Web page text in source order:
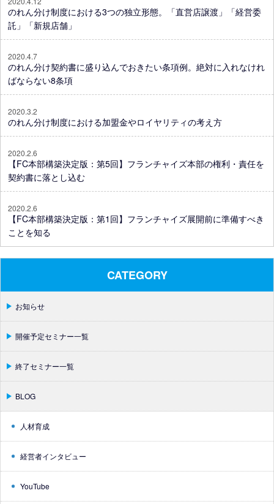
のれん分け制度における3つの独立形態。「直営店譲渡」「経営委
託」「新規店舗」
2020.4.7
のれん分け契約書に盛り込んでおきたい条項例。絶対に入れなけれ
ばならない8条項
2020.3.2
のれん分け制度における加盟金やロイヤリティの考え方
2020.2.6
【FC本部構築決定版：第5回】フランチャイズ本部の権利・責任を
契約書に落とし込む
2020.2.6
【FC本部構築決定版：第1回】フランチャイズ展開前に準備すべき
ことを知る
CATEGORY
お知らせ
開催予定セミナー一覧
終了セミナー一覧
BLOG
人材育成
経営者インタビュー
YouTube